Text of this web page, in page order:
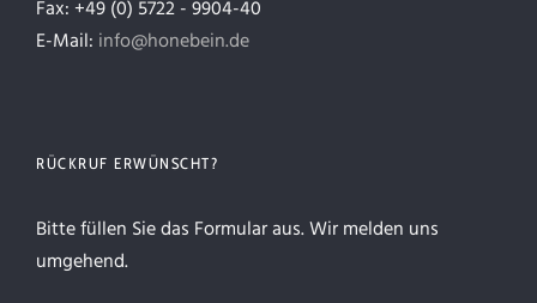
Fax: +49 (0) 5722 - 9904-40
E-Mail: info@honebein.de
RÜCKRUF ERWÜNSCHT?
Bitte füllen Sie das Formular aus. Wir melden uns
umgehend.